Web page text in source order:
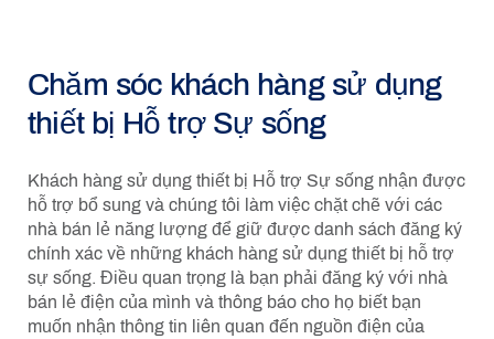
Chăm sóc khách hàng sử dụng
thiết bị Hỗ trợ Sự sống
Khách hàng sử dụng thiết bị Hỗ trợ Sự sống nhận được
hỗ trợ bổ sung và chúng tôi làm việc chặt chẽ với các
nhà bán lẻ năng lượng để giữ được danh sách đăng ký
chính xác về những khách hàng sử dụng thiết bị hỗ trợ
sự sống. Điều quan trọng là bạn phải đăng ký với nhà
bán lẻ điện của mình và thông báo cho họ biết bạn
muốn nhận thông tin liên quan đến nguồn điện của